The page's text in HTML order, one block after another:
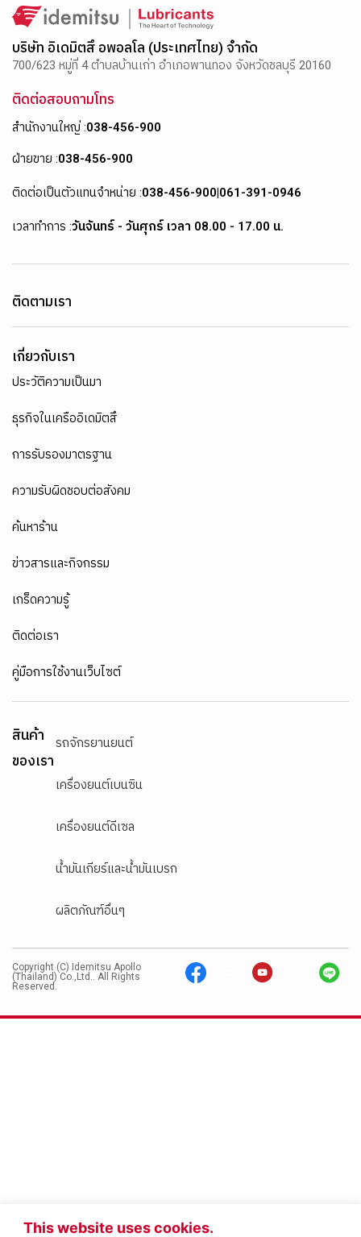
This website uses cookies.
บริษัท อิเดมิตสึ อพอลโล (ประเทศไทย) จำกัด
700/623 หมู่ที่ 4 ตำบลบ้านเก่า อำเภอพานทอง จังหวัดชลบุรี 20160
ติดต่อสอบถามโทร
สำนักงานใหญ่ :038-456-900
ฝ่ายขาย :038-456-900
ติดต่อเป็นตัวแทนจำหน่าย :038-456-900|061-391-0946
เวลาทำการ :วันจันทร์ - วันศุกร์ เวลา 08.00 - 17.00 น.
ติดตามเรา
เกี่ยวกับเรา
ประวัติความเป็นมา
ธุรกิจในเครืออิเดมิตสึ
การรับรองมาตรฐาน
ความรับผิดชอบต่อสังคม
ค้นหาร้าน
ข่าวสารและกิจกรรม
เกร็ดความรู้
ติดต่อเรา
คู่มือการใช้งานเว็บไซต์
สินค้า
ของเรา
รถจักรยานยนต์
เครื่องยนต์เบนซิน
เครื่องยนต์ดีเซล
น้ำมันเกียร์และน้ำมันเบรก
ผลิตภัณฑ์อื่นๆ
Copyright (C) Idemitsu Apollo
(Thailand) Co.,Ltd.. All Rights
Reserved.